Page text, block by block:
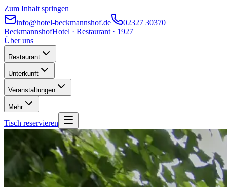
Zum Inhalt springen
info@hotel-beckmannshof.de
02327 30370
BeckmannshofHotel · Restaurant · 1927
Über uns
Restaurant
Unterkunft
Veranstaltungen
Mehr
Tisch reservieren